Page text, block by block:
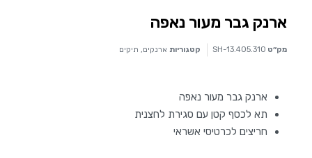
ארנק גבר מעור נאפה
מק״ט SH-13.405.310 קטגוריות ארנקים, תיקים
ארנק גבר מעור נאפה
תא לכסף קטן עם סגירת לחצנית
חריצים לכרטיסי אשראי